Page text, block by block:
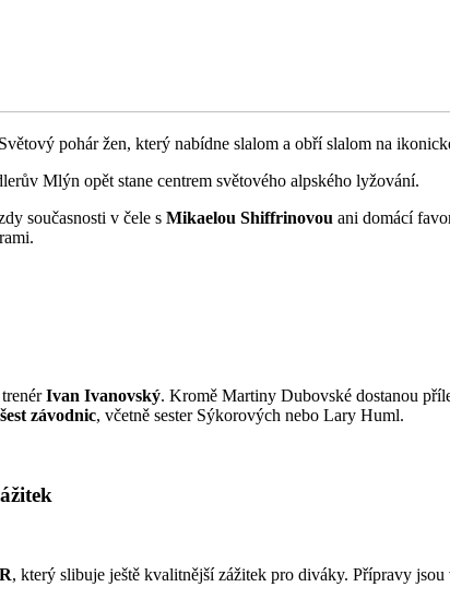
pohár žen, který nabídne slalom a obří slalom na
Mlýn opět stane centrem světového alpského lyžování.
současnosti v čele s Mikaelou Shiffrinovou ani domácí
Ivan Ivanovský. Kromě Martiny Dubovské dostanou
šest závodnic, včetně sester Sýkorových nebo Lary Huml.
, který slibuje ještě kvalitnější zážitek pro diváky. Přípravy